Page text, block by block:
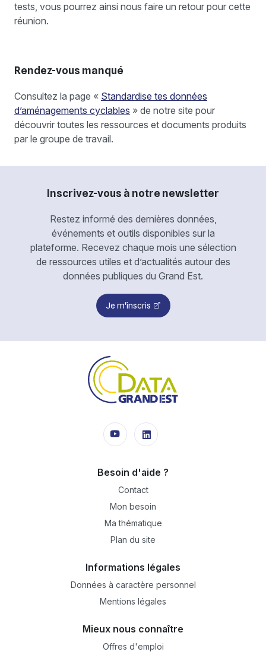
tests, vous pourrez ainsi nous faire un retour pour cette
réunion.
Rendez-vous manqué
Consultez la page « Standardise tes données
d’aménagements cyclables » de notre site pour
découvrir toutes les ressources et documents produits
par le groupe de travail.
Inscrivez-vous à notre newsletter
Restez informé des dernières données,
événements et outils disponibles sur la
plateforme. Recevez chaque mois une sélection
de ressources utiles et d’actualités autour des
données publiques du Grand Est.
Je m'inscris
Besoin d'aide ?
Contact
Mon besoin
Ma thématique
Plan du site
Informations légales
Données à caractère personnel
Mentions légales
Mieux nous connaître
Offres d'emploi